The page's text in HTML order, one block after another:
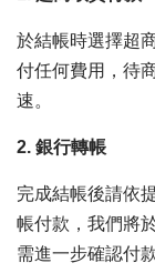
於結帳時選擇超
付任何費用，待
速。
2. 銀行轉帳
完成結帳後請依
帳付款，我們將
需進一步確認付